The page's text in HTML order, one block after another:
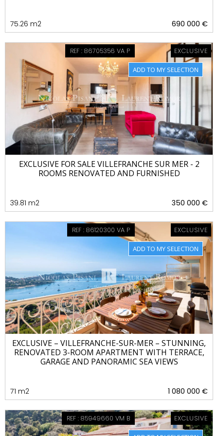
75.26 m2 690 000 €
EXCLUSIVE
REF : 86705356 VA P
EXCLUSIVE FOR SALE VILLEFRANCHE SUR MER - 2
ROOMS RENOVATED AND FURNISHED
39.81 m2 350 000 €
EXCLUSIVE
REF : 86120300 VA P
EXCLUSIVE – VILLEFRANCHE-SUR-MER – STUNNING,
RENOVATED 3-ROOM APARTMENT WITH TERRACE,
GARAGE AND PANORAMIC SEA VIEWS
71 m2 1 080 000 €
EXCLUSIVE
REF : 85949660 VM B